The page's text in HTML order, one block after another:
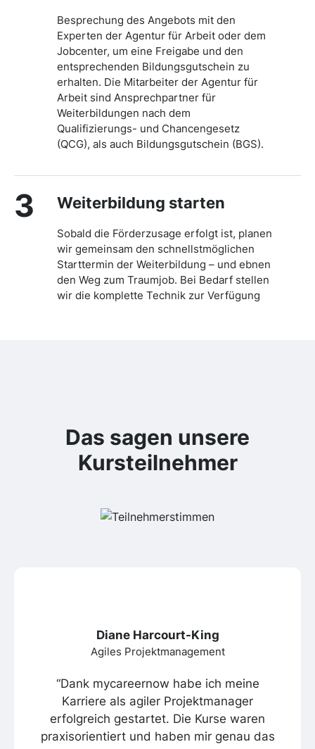
Besprechung des Angebots mit den
Experten der Agentur für Arbeit oder dem
Jobcenter, um eine Freigabe und den
entsprechenden Bildungsgutschein zu
erhalten. Die Mitarbeiter der Agentur für
Arbeit sind Ansprechpartner für
Weiterbildungen nach dem
Qualifizierungs- und Chancengesetz
(QCG), als auch Bildungsgutschein (BGS).
3 Weiterbildung starten
Sobald die Förderzusage erfolgt ist, planen
wir gemeinsam den schnellstmöglichen
Starttermin der Weiterbildung – und ebnen
den Weg zum Traumjob. Bei Bedarf stellen
wir die komplette Technik zur Verfügung
Das sagen unsere
Kursteilnehmer
Diane Harcourt-King
Agiles Projektmanagement
“Dank mycareernow habe ich meine
Karriere als agiler Projektmanager
erfolgreich gestartet. Die Kurse waren
praxisorientiert und haben mir genau das